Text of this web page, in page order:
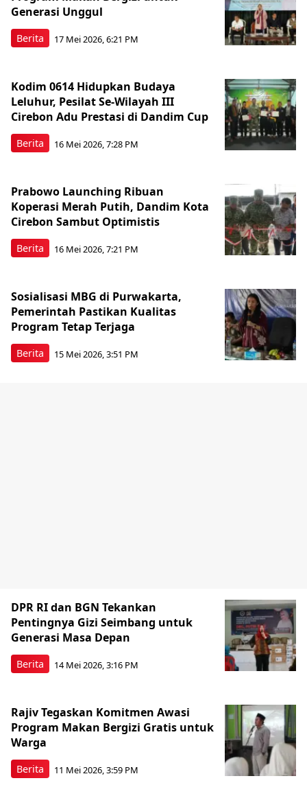
Berita
Generasi Unggul
17 Mei 2026, 6:21 PM
Berita
Kodim 0614 Hidupkan Budaya
Leluhur, Pesilat Se-Wilayah III
Cirebon Adu Prestasi di Dandim Cup
16 Mei 2026, 7:28 PM
Berita
Prabowo Launching Ribuan
Koperasi Merah Putih, Dandim Kota
Cirebon Sambut Optimistis
16 Mei 2026, 7:21 PM
Berita
Sosialisasi MBG di Purwakarta,
Pemerintah Pastikan Kualitas
Program Tetap Terjaga
15 Mei 2026, 3:51 PM
Berita
DPR RI dan BGN Tekankan
Pentingnya Gizi Seimbang untuk
Generasi Masa Depan
14 Mei 2026, 3:16 PM
Berita
Rajiv Tegaskan Komitmen Awasi
Program Makan Bergizi Gratis untuk
Warga
11 Mei 2026, 3:59 PM